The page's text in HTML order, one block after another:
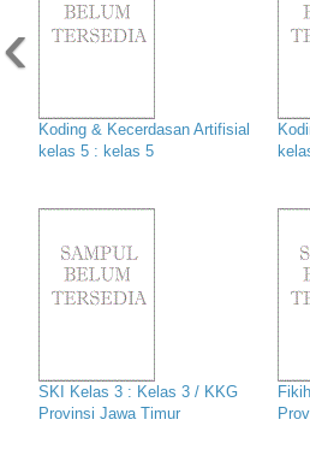
Koding & Kecerdasan Artifisial
kelas 5 : kelas 5
SKI Kelas 3 : Kelas 3 / KKG
Provinsi Jawa Timur
‹